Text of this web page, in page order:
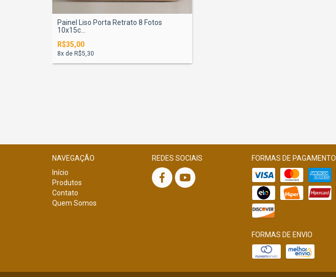
Painel Liso Porta Retrato 8 Fotos
10x15c...
R$35,00
8x de R$5,30
NAVEGAÇÃO
Início
Produtos
Contato
Quem Somos
REDES SOCIAIS FORMAS DE PAGAMENTO
FORMAS DE ENVIO